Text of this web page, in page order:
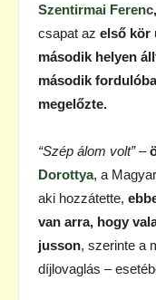
Szentirmai Ferenc,
csapat az első kör
második helyen
második
megelőzte.
“Szép álom volt”–
Dorottya, a
aki hozzátette,
van arra, hogy
jusson, szerinte a
díjlovaglás –